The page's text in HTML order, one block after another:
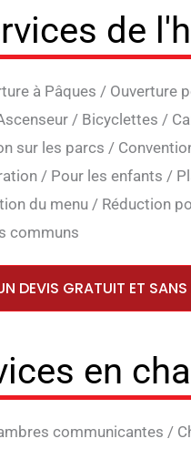
de
à Pâques / Ouverture
/ Bicyclettes /
sur les parcs /
/ Pour les enfants /
du menu / Réduction
communs
DEVIS GRATUIT ET
en
communicantes /